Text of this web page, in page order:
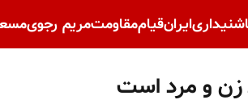
شنیداریایرانقیاممقاومتمریم رجوی
زن و مرد است